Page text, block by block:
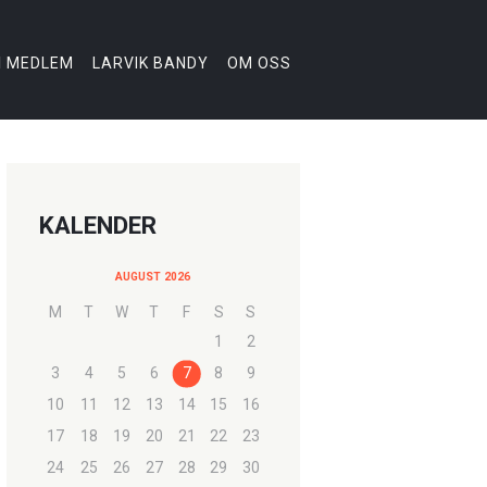
MEDLEM LARVIK BANDY OM OSS
KALENDER
AUGUST 2026
M T W T F S
S
1
2
3
4 5 6 7 8
9
10
11 12 13 14 15
16
17
18 19 20 21 22
23
24
25 26 27 28 29
30